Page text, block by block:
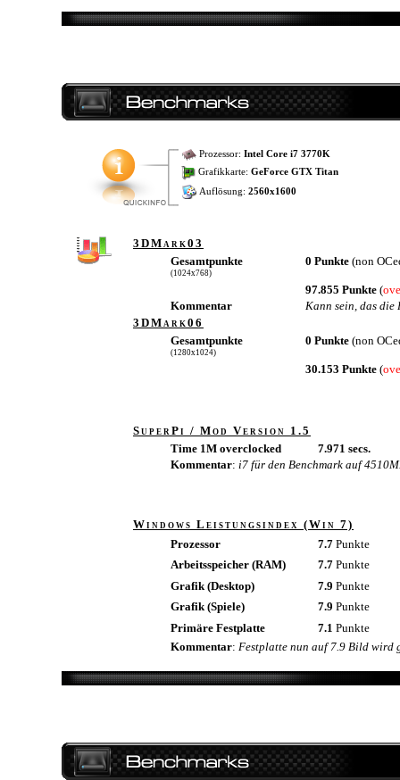
Prozessor: Intel Core i7 3770K
Grafikkarte: GeForce GTX Titan
Auflösung: 2560x1600
3DMark03
Gesamtpunkte
(1024x768)
0 Punkte (non
97.855 Punkte (
Kommentar
Kann sein, das die
3DMark06
Gesamtpunkte
(1280x1024)
0 Punkte (non
30.153 Punkte (
SuperPi / Mod Version 1.5
Time 1M overclocked
7.971 secs.
Kommentar: i7 für den Benchmark auf
Windows Leistungsindex (Win 7)
Prozessor
7.7 Punkte
Arbeitsspeicher (RAM)
7.7 Punkte
Grafik (Desktop)
7.9 Punkte
Grafik (Spiele)
7.9 Punkte
Primäre Festplatte
7.1 Punkte
Kommentar: Festplatte nun auf 7.9 Bild wird